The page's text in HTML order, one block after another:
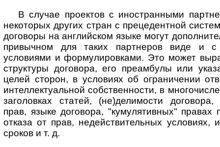
В случае проектов с иностранными
некоторых других стран с прецедентной
договоры на английском языке могут
привычном для таких партнеров виде и
условиями и формулировками. Это может
структуры договора, его преамбулы или
целей сторон, в условиях об ограничении
интеллектуальной собственности, в
заголовках статей, (не)делимости договора,
прав, языке договора, "кумулятивных" правах
отказа от прав, недействительных условиях,
сроков и т. д.